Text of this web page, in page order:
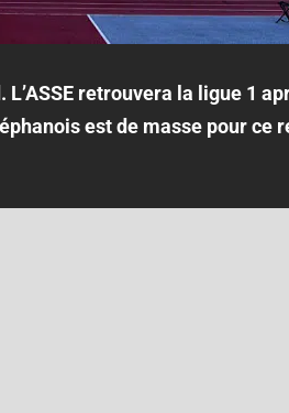
retrouvera la ligue 1
est de masse pour ce